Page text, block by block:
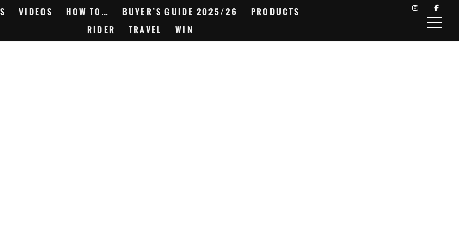
VIDEOS HOW TO… BUYER’S GUIDE 2025/26
PRODUCTS
RIDER
TRAVEL WIN